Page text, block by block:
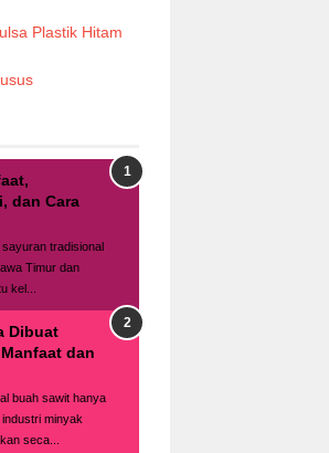
Plastik Hitam
dan Cara
tradisional
Timur dan
kel...
Dibuat
dan
buah sawit hanya
minyak
seca...